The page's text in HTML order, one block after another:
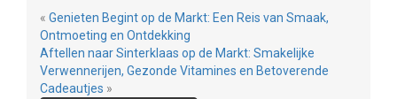
« Genieten Begint op de Markt: Een Reis van Smaak,
Ontmoeting en Ontdekking
Aftellen naar Sinterklaas op de Markt: Smakelijke
Verwennerijen, Gezonde Vitamines en Betoverende
Cadeautjes »